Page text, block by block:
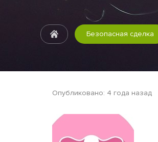
Безопасная сделка
Опубликовано: 4 года назад